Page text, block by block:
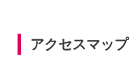
アクセスマップ